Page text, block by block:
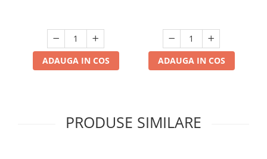
ADAUGA IN COS ADAUGA IN COS
PRODUSE SIMILARE